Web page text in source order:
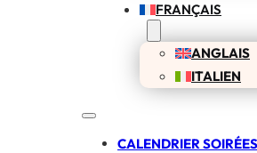
FRANÇAIS
ANGLAIS
ITALIEN
CALENDRIER SOIRÉES